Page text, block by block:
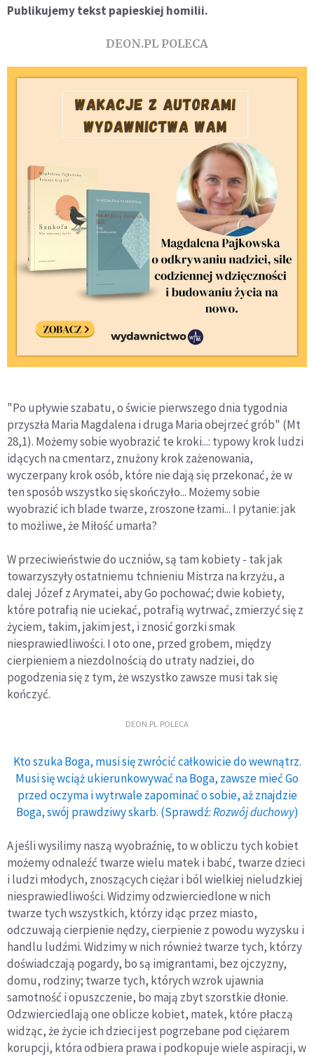
Publikujemy tekst papieskiej homilii.
DEON.PL POLECA
"Po upływie szabatu, o świcie pierwszego dnia tygodnia
przyszła Maria Magdalena i druga Maria obejrzeć grób" (Mt
28,1). Możemy sobie wyobrazić te kroki...: typowy krok ludzi
idących na cmentarz, znużony krok zażenowania,
wyczerpany krok osób, które nie dają się przekonać, że w
ten sposób wszystko się skończyło... Możemy sobie
wyobrazić ich blade twarze, zroszone łzami... I pytanie: jak
to możliwe, że Miłość umarła?
W przeciwieństwie do uczniów, są tam kobiety - tak jak
towarzyszyły ostatniemu tchnieniu Mistrza na krzyżu, a
dalej Józef z Arymatei, aby Go pochować; dwie kobiety,
które potrafią nie uciekać, potrafią wytrwać, zmierzyć się z
życiem, takim, jakim jest, i znosić gorzki smak
niesprawiedliwości. I oto one, przed grobem, między
cierpieniem a niezdolnością do utraty nadziei, do
pogodzenia się z tym, że wszystko zawsze musi tak się
kończyć.
DEON.PL POLECA
Kto szuka Boga, musi się zwrócić całkowicie do wewnątrz.
Musi się wciąż ukierunkowywać na Boga, zawsze mieć Go
przed oczyma i wytrwale zapominać o sobie, aż znajdzie
Boga, swój prawdziwy skarb. (Sprawdź:Rozwój duchowy)
A jeśli wysilimy naszą wyobraźnię, to w obliczu tych kobiet
możemy odnaleźć twarze wielu matek i babć, twarze dzieci
i ludzi młodych, znoszących ciężar i ból wielkiej nieludzkiej
niesprawiedliwości. Widzimy odzwierciedlone w nich
twarze tych wszystkich, którzy idąc przez miasto,
odczuwają cierpienie nędzy, cierpienie z powodu wyzysku i
handlu ludźmi. Widzimy w nich również twarze tych, którzy
doświadczają pogardy, bo są imigrantami, bez ojczyzny,
domu, rodziny; twarze tych, których wzrok ujawnia
samotność i opuszczenie, bo mają zbyt szorstkie dłonie.
Odzwierciedlają one oblicze kobiet, matek, które płaczą
widząc, że życie ich dzieci jest pogrzebane pod ciężarem
korupcji, która odbiera prawa i podkopuje wiele aspiracji, w